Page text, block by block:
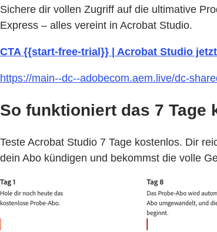
Sichere dir vollen Zugriff auf die ultimative
Express – alles vereint in Acrobat Studio.
CTA {{start-free-trial}} | Acrobat Studio
https://main--dc--adobecom.aem.live/dc-
So funktioniert das 7 Tage
Teste Acrobat Studio 7 Tage kostenlos. Dir
dein Abo kündigen und bekommst die volle